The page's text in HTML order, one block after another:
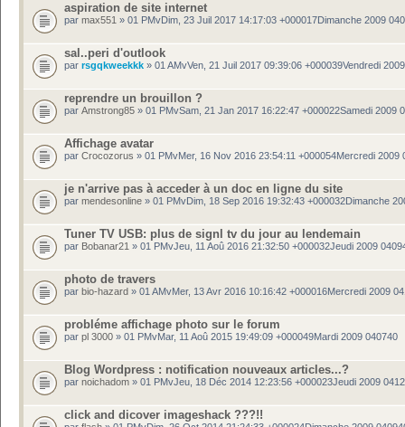
aspiration de site internet
par max551 » 01 PMvDim, 23 Juil 2017 14:17:03 +000017Dimanche 2009
sal..peri d'outlook
par rsgqkweekkk » 01 AMvVen, 21 Juil 2017 09:39:06 +000039Vendredi
reprendre un brouillon ?
par Amstrong85 » 01 PMvSam, 21 Jan 2017 16:22:47 +000022Samedi 2009
Affichage avatar
par Crocozorus » 01 PMvMer, 16 Nov 2016 23:54:11 +000054Mercredi 2009
je n'arrive pas à acceder à un doc en ligne du site
par mendesonline » 01 PMvDim, 18 Sep 2016 19:32:43 +000032Dimanche
Tuner TV USB: plus de signl tv du jour au lendemain
par Bobanar21 » 01 PMvJeu, 11 Aoû 2016 21:32:50 +000032Jeudi 2009
photo de travers
par bio-hazard » 01 AMvMer, 13 Avr 2016 10:16:42 +000016Mercredi 2009
probléme affichage photo sur le forum
par pl 3000 » 01 PMvMar, 11 Aoû 2015 19:49:09 +000049Mardi 2009 040740
Blog Wordpress : notification nouveaux articles...?
par noichadom » 01 PMvJeu, 18 Déc 2014 12:23:56 +000023Jeudi 2009
click and dicover imageshack ???!!